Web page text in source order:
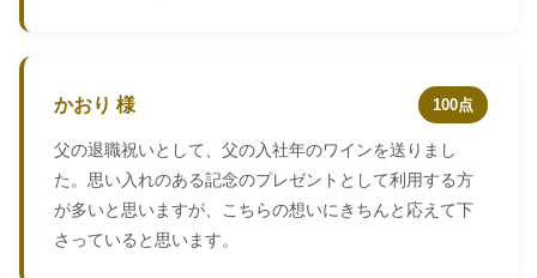
かおり 様 100点
父の退職祝いとして、父の入社年のワインを送りまし
た。思い入れのある記念のプレゼントとして利用する方
が多いと思いますが、こちらの想いにきちんと応えて下
さっていると思います。